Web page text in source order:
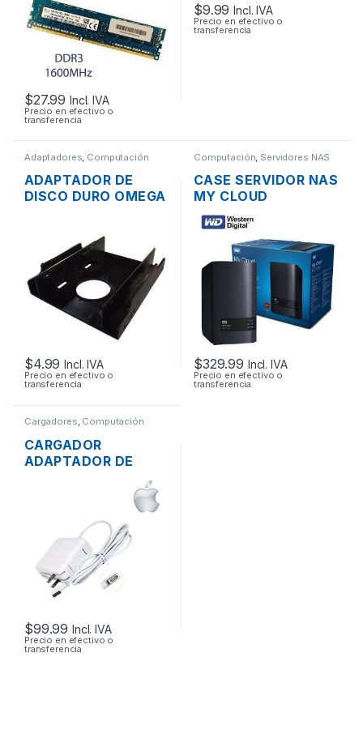
$27.99 Incl. IVA
Precio en efectivo o
transferencia
$9.99 Incl. IVA
Precio en efectivo o
transferencia
Adaptadores Computación
ADAPTADOR DE
DISCO DURO OMEGA
$4.99 Incl. IVA
Precio en efectivo o
transferencia
Computación Servidores NAS
CASE SERVIDOR NAS
MY CLOUD
WESTERN DIGITAL 2
BAHÍAS SATA CON
USB 3.0 Y PUERTO
DE RED GIGABIT
$329.99 Incl. IVA
Precio en efectivo o
transferencia
Cargadores, Computación
CARGADOR
ADAPTADOR DE
ENERGÍA MAC APPLE
MAGSAFE 15.4V 3.1A
45W ORIGINAL
$99.99 Incl. IVA
Precio en efectivo o
transferencia